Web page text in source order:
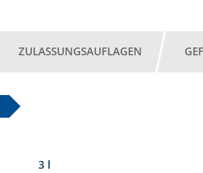
ZULASSUNGSAUFLAGEN
3 l